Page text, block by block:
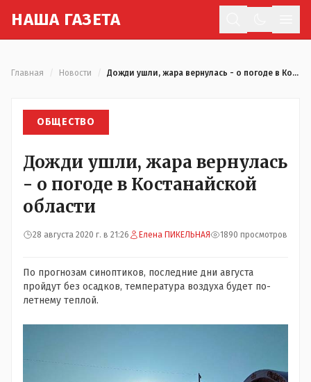
НАША ГАЗЕТА
Главная Новости Дожди ушли, жара вернулась - о погоде в Костанайской области
ОБЩЕСТВО
Дожди ушли, жара вернулась
- о погоде в Костанайской
области
28 августа 2020 г. в 21:26 Елена ПИКЕЛЬНАЯ 1890 просмотров
По прогнозам синоптиков, последние дни августа
пройдут без осадков, температура воздуха будет по-
летнему теплой.